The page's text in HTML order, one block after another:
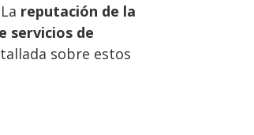
reputación de la
servicios de
sobre estos